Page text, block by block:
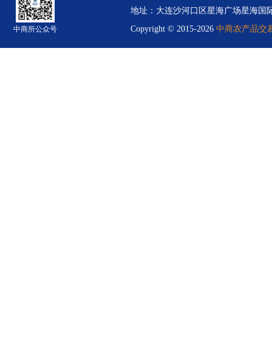
中商所公众号
地址：大连沙河口区星海广场星海国
Copyright © 2015-2026 中商农产品交